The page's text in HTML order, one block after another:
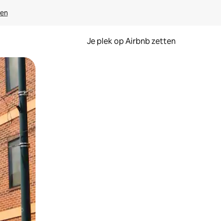
Je plek op Airbnb zetten
of swipen.